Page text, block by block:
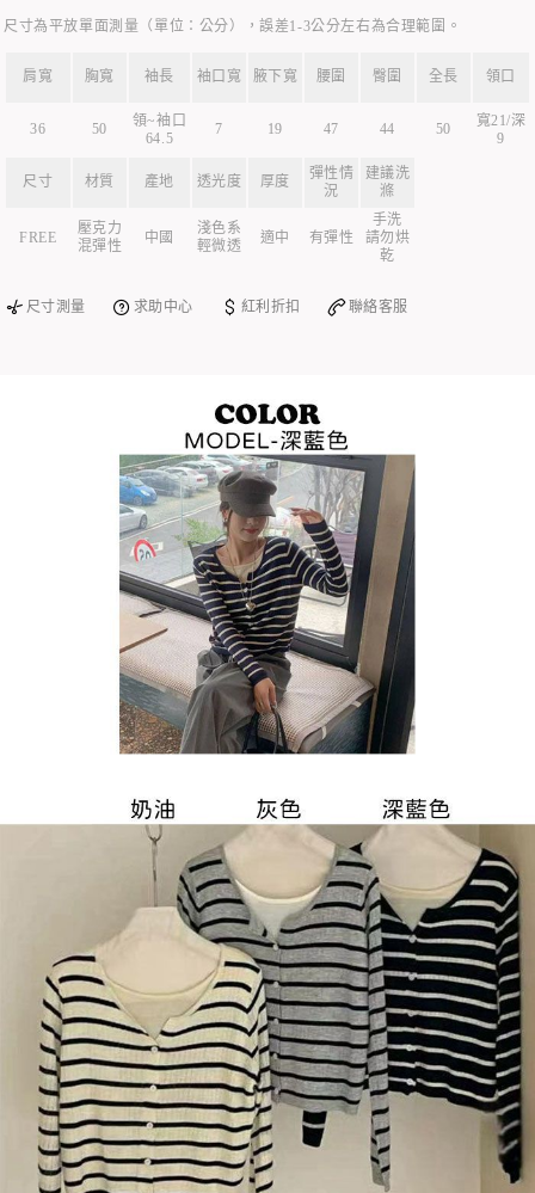
尺寸為平放單面測量（單位：公分），誤差1-3公分左右為合理範圍。
肩寬 胸寬 袖長 袖口寬 腋下寬 腰圍 臀圍 全長 領口
36 50
領~袖口
64.5
7 19 47 44 50
寬21/深
9
尺寸 材質 產地 透光度 厚度
彈性情
況
建議洗
滌
FREE
壓克力
混彈性
中國
淺色系
輕微透
適中 有彈性
手洗
請勿烘
乾
尺寸測量 求助中心 紅利折扣 聯絡客服